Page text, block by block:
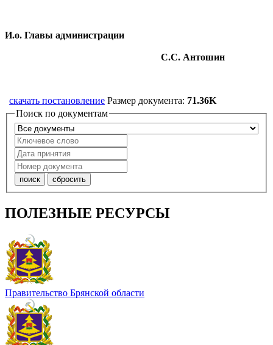
И.о. Главы администрации
С.С. Антошин
скачать постановление Размер документа: 71.36K
Поиск по документам
ПОЛЕЗНЫЕ РЕСУРСЫ
Правительство Брянской области